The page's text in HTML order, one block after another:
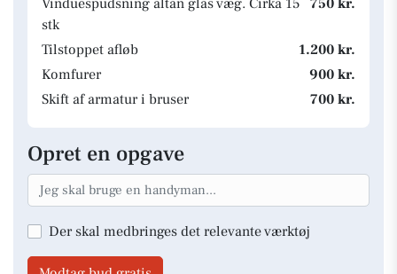
Vinduespudsning altan glas væg. Cirka 15
stk
750 kr.
Tilstoppet afløb
1.200 kr.
Komfurer
900 kr.
Skift af armatur i bruser
700 kr.
Opret en opgave
Der skal medbringes det relevante værktøj